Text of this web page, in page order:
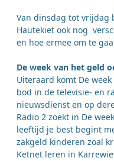
Van dinsdag tot vrijdag
Hautekiet ook nog
en hoe ermee om te
De week van het geld
Uiteraard komt De
bod in de televisie- en
nieuwsdienst en op
Radio 2 zoekt in De
leeftijd je best begint
zakgeld kinderen zoal
Ketnet leren in